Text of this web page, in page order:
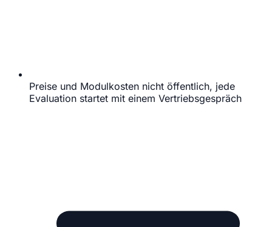
Preise und Modulkosten nicht öffentlich, jede
Evaluation startet mit einem Vertriebsgespräch